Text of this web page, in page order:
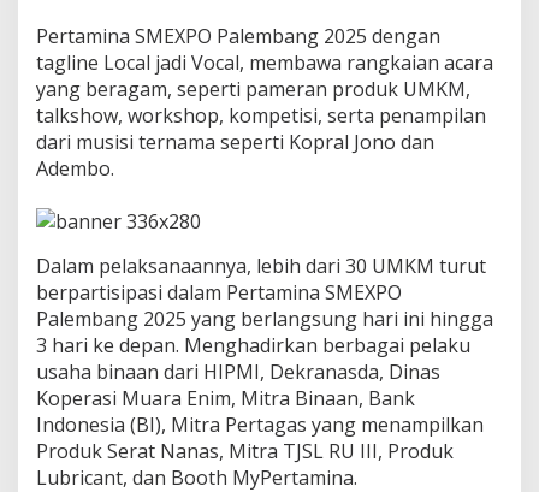
n
g
2
0
2
5
o
n
g
U
M
K
M
L
o
k
a
Pertamina SMEXPO Palembang 2025 dengan
tagline Local jadi Vocal, membawa rangkaian acara
yang beragam, seperti pameran produk UMKM,
talkshow, workshop, kompetisi, serta penampilan
dari musisi ternama seperti Kopral Jono dan
Adembo.
Dalam pelaksanaannya, lebih dari 30 UMKM turut
berpartisipasi dalam Pertamina SMEXPO
Palembang 2025 yang berlangsung hari ini hingga
3 hari ke depan. Menghadirkan berbagai pelaku
usaha binaan dari HIPMI, Dekranasda, Dinas
Koperasi Muara Enim, Mitra Binaan, Bank
Indonesia (BI), Mitra Pertagas yang menampilkan
Produk Serat Nanas, Mitra TJSL RU III, Produk
Lubricant, dan Booth MyPertamina.